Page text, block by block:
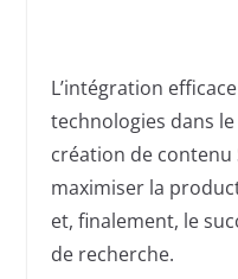
L’intégration
technologies dans
création de contenu
maximiser la
et, finalement, le
de recherche.